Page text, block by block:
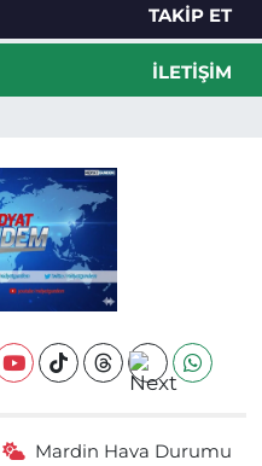
TAKIP ET
İLETIŞIM
Mardin Hava Durumu